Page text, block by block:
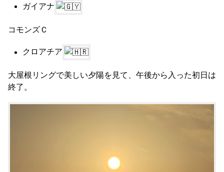
ガイアナ
コモンズＣ
クロアチア
大屋根リングで美しい夕陽を見て、午後から入った初日は
終了。